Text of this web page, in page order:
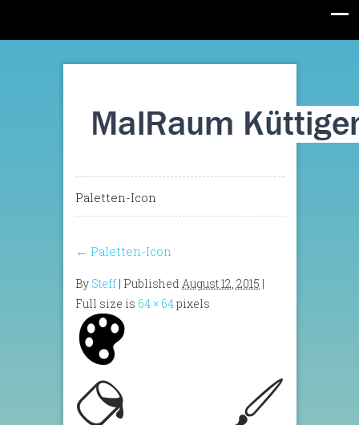
Paletten-Icon
← Paletten-Icon
By Steff | Published August 12, 2015 |
Full size is 64 × 64pixels